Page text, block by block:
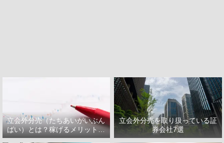
立会外分売（たちあいがいぶん
ばい）とは？稼げるメリット・
デメリット
立会外分売を取り扱っている証
券会社7選